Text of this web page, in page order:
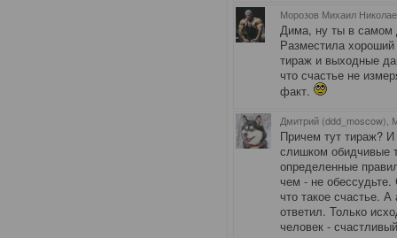
Морозов Михаил
Дима, ну ты в самом
Разместила хороший
тираж и выходные
что счастье не
факт.
Дмитрий (ddd_moscow),
Причем тут тираж?
слишком обидчивые
определенные
чем - не
что такое счастье. А
ответил. Только
человек -